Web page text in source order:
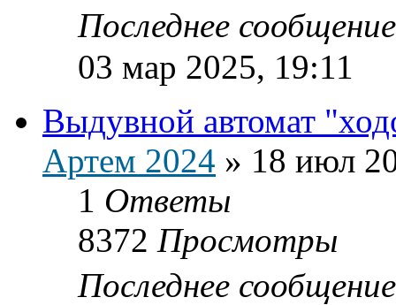
Последнее
03 мар 2025, 19:11
Выдувной автомат
Артем 2024 » 18 июл
1 Ответы
8372 Просмотры
Последнее